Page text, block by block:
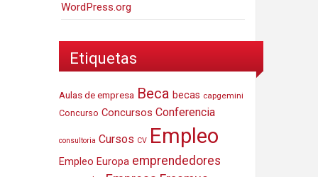
WordPress.org
Etiquetas
Aulas de empresa Beca becas capgemini
Concurso Concursos Conferencia
consultoria Cursos CV Empleo
Empleo Europa emprendedores